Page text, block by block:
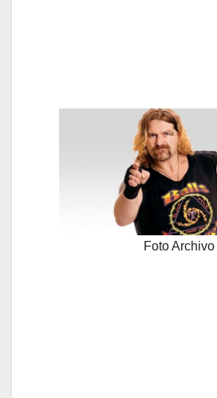
Foto Archivo